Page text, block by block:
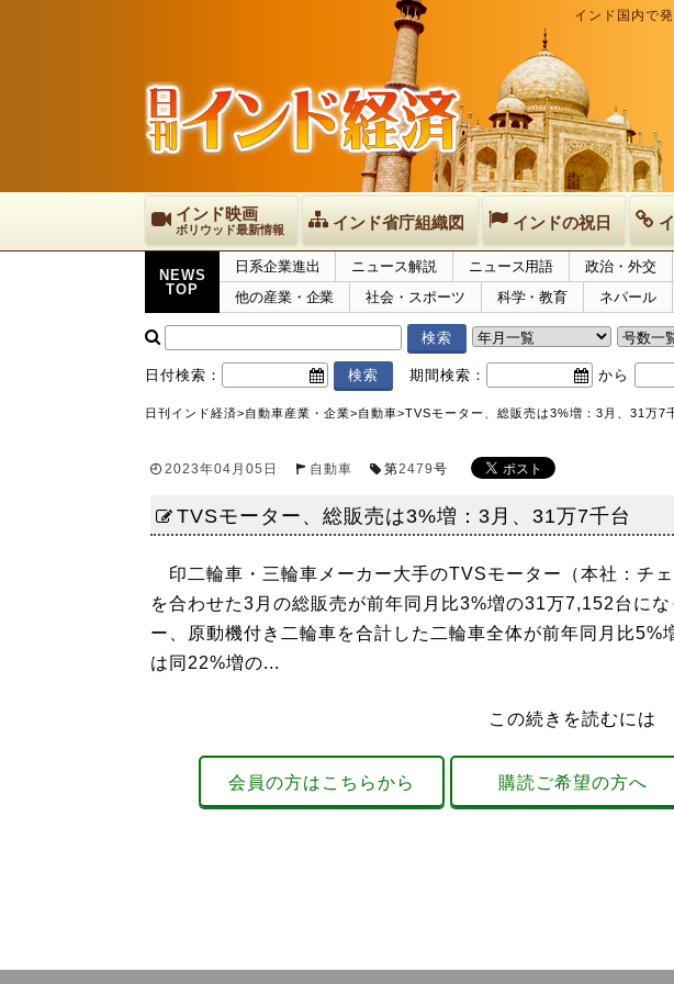
インド国内で
インド映画
ボリウッド最新情報 インド省庁組織図 インドの祝日
NEWS
TOP
日系企業進出 ニュース解説 ニュース用語 政治・外交
他の産業・企業
社会・スポーツ 科学・教育 ネパール
日付検索： 期間検索： から
日刊インド経済>自動車産業・企業>自動車>TVSモーター、総販売は3%増：3月、31万7
2023年04月05日 自動車 第2479号
TVSモーター、総販売は3%増：3月、31万7千台
印二輪車・三輪車メーカー大手のTVSモーター（本社：チ
を合わせた3月の総販売が前年同月比3%増の31万7,152台に
ー、原動機付き二輪車を合計した二輪車全体が前年同月比
は同22%増の...
この続きを読むには
会員の方はこちらから 購読ご希望の方へ